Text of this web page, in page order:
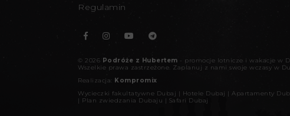
Regulamin
© 2026 Podróże z Hubertem - promocje lotnicze i wakacje w
Wszelkie prawa zastrzeżone. Zaplanuj z nami swoje wczasy w
Realizacja: Kompromix
Wycieczki fakultatywne Dubaj | Hotele Dubaj | Apartamenty
| Plan zwiedzania Dubaju | Safari Dubaj